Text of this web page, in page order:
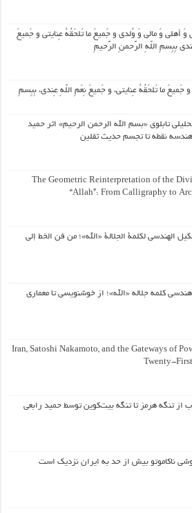
وَ أهلی وَ مالی وَ وُلدی و جَمیعَ ما تَلحَقُهُ عِنایتی و جَمیعَ
بِبِسمِ اللّهِ الرَّحمنِ الرَّحیمِ
جَمیعَ ما تَلحَقُهُ عِنایتی، و جَمیعَ نِعَمِ اللّهِ عِندی، بِبِسمِ
تابلوی «بسم الله الرحمن الرحیم» اثر حمید
هندسه نقطه تا تجسم حدیث ثقلین
The Geometric Reinterpretation of the
“Allah”: From Calligraphy to
الهندسي لكلمة الجلالة «الله»؛ من فن الخط إلى
هندسی کلمه جلاله «الله»؛ از خوشنویسی تا معماری
Iran, Satoshi Nakamoto, and the Gateways of
Twenty-
از تنگه هرمز تا تنگه بیت‌کوین توسط حمید رابعی
ناکاموتو بیش از حد به ایران نزدیک است